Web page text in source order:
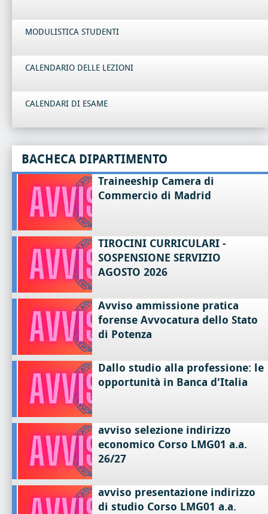
MODULISTICA STUDENTI
CALENDARIO DELLE LEZIONI
CALENDARI DI ESAME
BACHECA DIPARTIMENTO
Traineeship Camera di
Commercio di Madrid
TIROCINI CURRICULARI -
SOSPENSIONE SERVIZIO
AGOSTO 2026
Avviso ammissione pratica
forense Avvocatura dello Stato
di Potenza
Dallo studio alla professione: le
opportunità in Banca d'Italia
avviso selezione indirizzo
economico Corso LMG01 a.a.
26/27
avviso presentazione indirizzo
di studio Corso LMG01 a.a.